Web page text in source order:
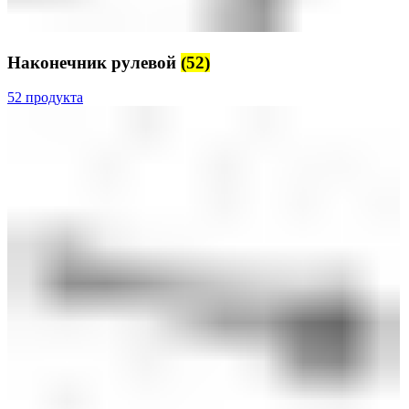
Наконечник рулевой (52)
52 продукта